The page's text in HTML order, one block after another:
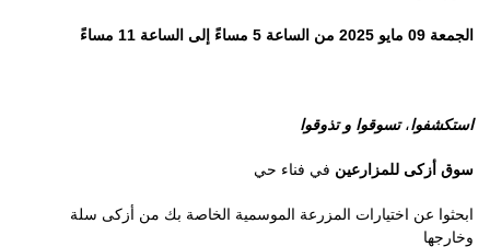
الجمعة 09 مايو 2025 من الساعة 5 مساءً إلى الساعة 11 مساءً
استكشفوا،تسوقوا و تذوقوا
سوق أزكى للمزارعين في فناء حي
ابحثوا عن اختيارات المزرعة الموسمية الخاصة بك من أزكى سلة
وخارجها